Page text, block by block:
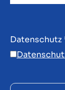
Datenschutz